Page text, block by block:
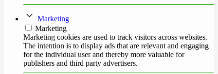
Marketing
Marketing
Marketing cookies are used to track visitors across websites.
The intention is to display ads that are relevant and engaging
for the individual user and thereby more valuable for
publishers and third party advertisers.